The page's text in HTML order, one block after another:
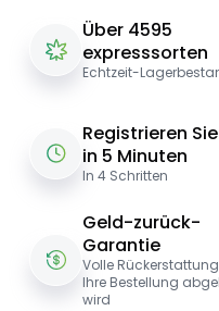
Über 4595
expresssorten
Echtzeit-
Registrieren
in 5 Minuten
In 4 Schritten
Geld-zurück-
Garantie
Volle
Ihre Bestellung
wird